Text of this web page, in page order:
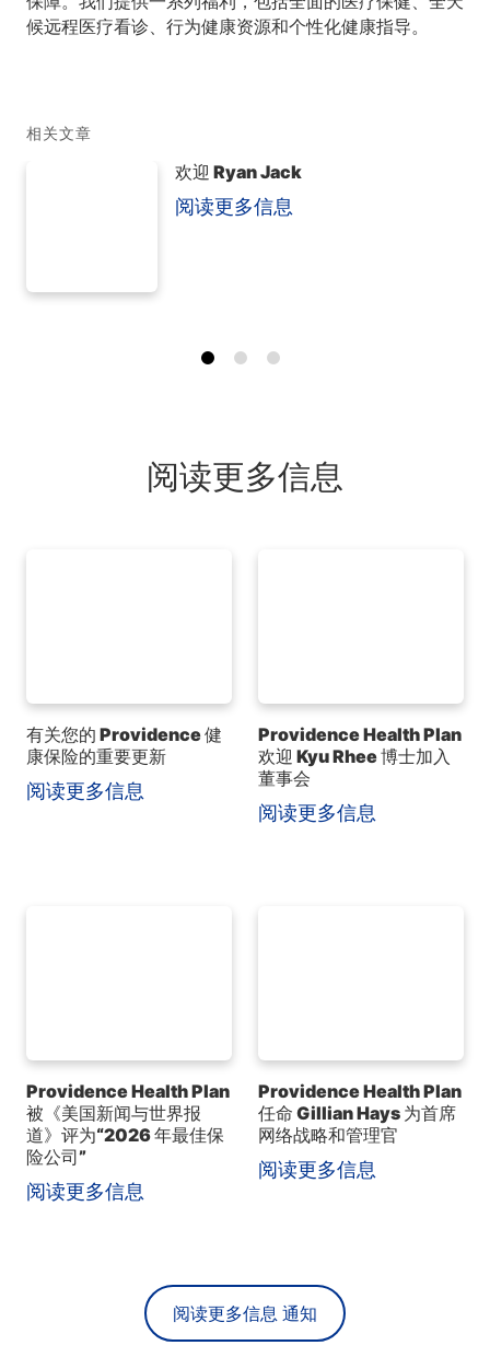
候远程医疗看诊、行为健康资源和个性化健康指导。
相关文章
欢迎 Ryan Jack
阅读更多信息
阅读更多信息
有关您的 Providence 健
康保险的重要更新
阅读更多信息
Providence Health Plan
欢迎 Kyu Rhee 博士加入
董事会
阅读更多信息
Providence Health Plan
被《美国新闻与世界报
道》评为“2026 年最佳保
险公司”
阅读更多信息
Providence Health Plan
任命 Gillian Hays 为首席
网络战略和管理官
阅读更多信息
阅读更多信息 通知